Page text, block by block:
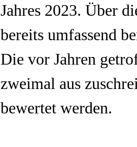
Jahres 2023. Über
bereits umfassend
Die vor Jahren
zweimal aus
bewertet werden.